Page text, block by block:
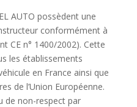
AUTO possèdent une
conformément à
CE n° 1400/2002). Cette
les établissements
en France ainsi que
de l’Union Européenne.
de non-respect par